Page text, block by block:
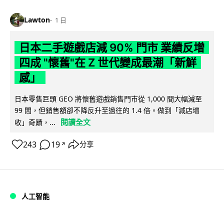
Lawton 1 日
日本二手遊戲店減 90% 門市 業績反增
四成 "懷舊"在 Z 世代變成最潮「新鮮
感」
日本零售巨頭 GEO 將懷舊遊戲銷售門市從 1,000 間大幅減至
99 間，但銷售額卻不降反升至過往的 1.4 倍。做到「減店增
收」奇蹟，...
閱讀全文
243 19 ↗ 分享
人工智能